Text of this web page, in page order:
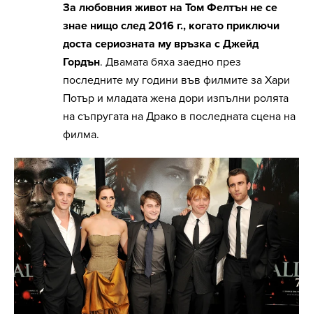
За любовния живот на Том Фелтън не се
знае нищо след 2016 г., когато приключи
доста сериозната му връзка с Джейд
Гордън. Двамата бяха заедно през
последните му години във филмите за Хари
Потър и младата жена дори изпълни ролята
на съпругата на Драко в последната сцена на
филма.